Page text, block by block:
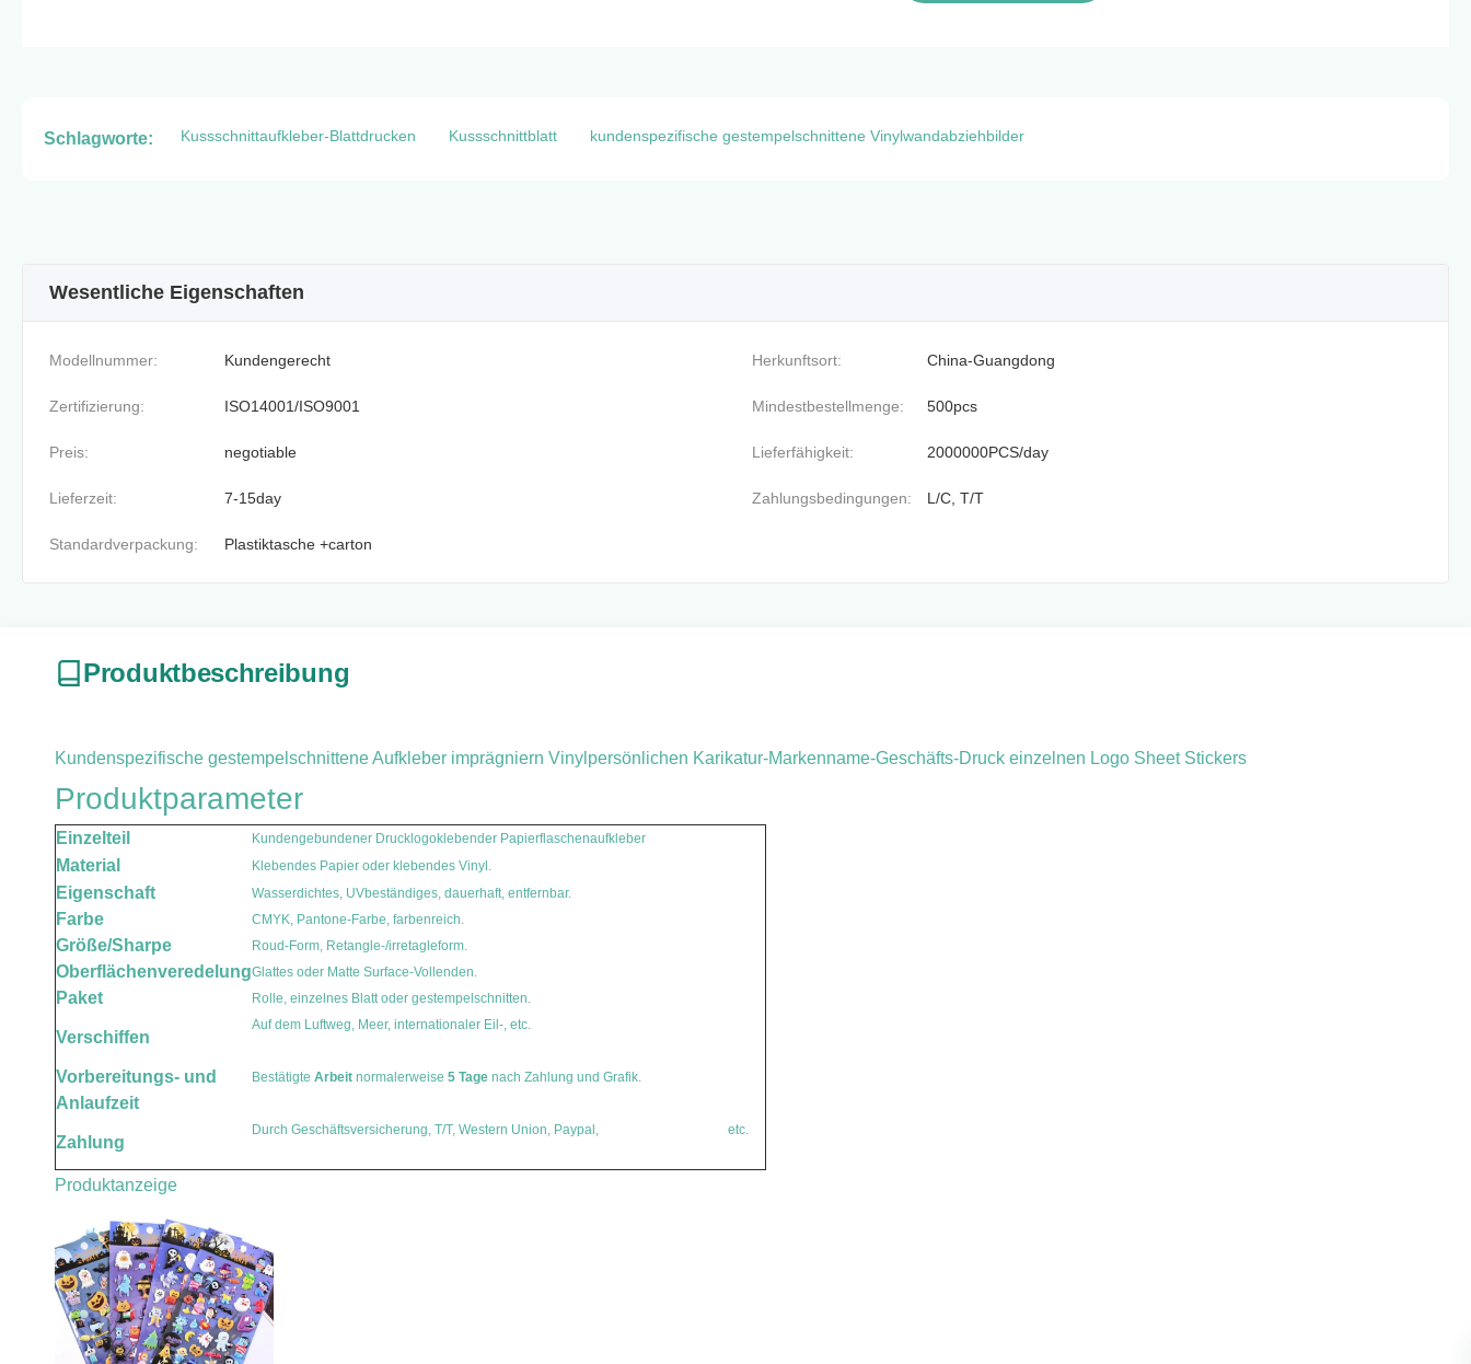
Schlagworte: Kussschnittaufkleber-Blattdrucken Kussschnittblatt kundenspezifische gestempelschnittene Vinylwandabziehbilder
Wesentliche Eigenschaften
Modellnummer: Kundengerecht Herkunftsort: China-Guangdong
Zertifizierung: ISO14001/ISO9001 Mindestbestellmenge: 500pcs
Preis: negotiable Lieferfähigkeit: 2000000PCS/day
Lieferzeit: 7-15day Zahlungsbedingungen: L/C, T/T
Standardverpackung: Plastiktasche +carton
Produktbeschreibung
Kundenspezifische gestempelschnittene Aufkleber imprägniern Vinylpersönlichen Karikatur-Markenname-Geschäfts-Druck einzelnen Logo Sheet Stickers
Produktparameter
Einzelteil Kundengebundener Drucklogoklebender Papierflaschenaufkleber
Material Klebendes Papier oder klebendes Vinyl.
Eigenschaft Wasserdichtes, UVbeständiges, dauerhaft, entfernbar.
Farbe CMYK, Pantone-Farbe, farbenreich.
Größe/Sharpe Roud-Form, Retangle-/irretagleform.
OberflächenveredelungGlattes oder Matte Surface-Vollenden.
Paket Rolle, einzelnes Blatt oder gestempelschnitten.
Verschiffen
Auf dem Luftweg, Meer, internationaler Eil-, etc.
Vorbereitungs- und
Anlaufzeit
Bestätigte Arbeit normalerweise 5 Tage nach Zahlung und Grafik.
Zahlung
Durch Geschäftsversicherung, T/T, Western Union, Paypal,
etc.
Produktanzeige